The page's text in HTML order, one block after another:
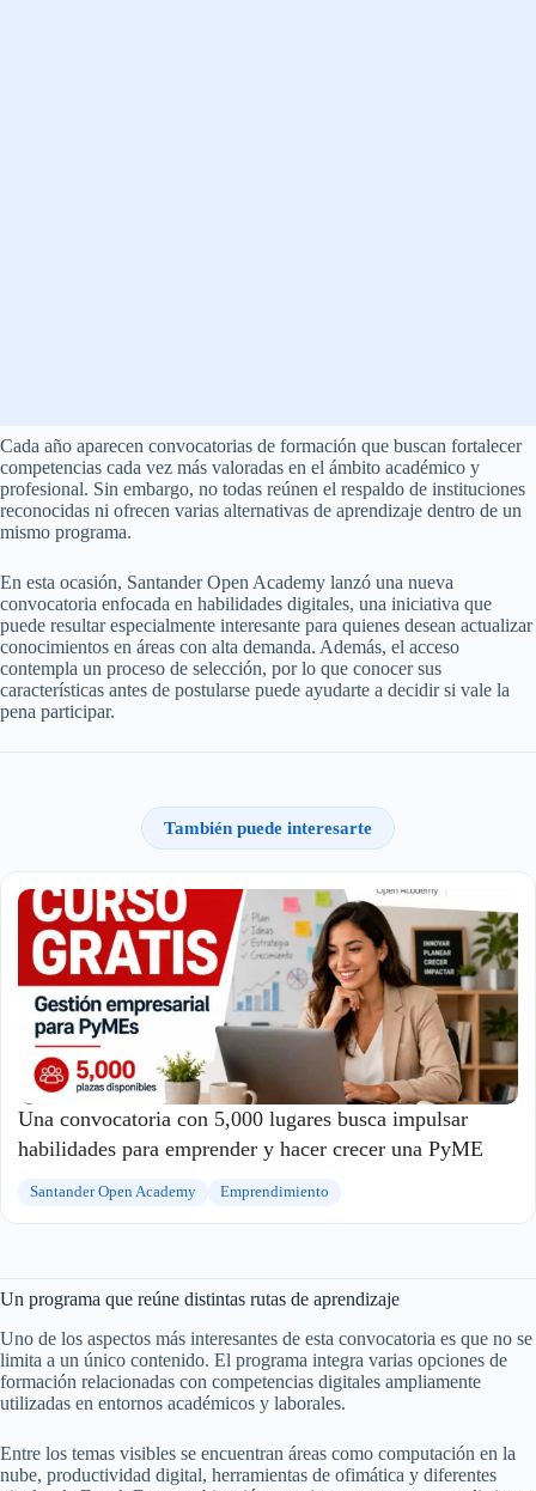
Cada año aparecen convocatorias de formación que buscan fortalecer
competencias cada vez más valoradas en el ámbito académico y
profesional. Sin embargo, no todas reúnen el respaldo de instituciones
reconocidas ni ofrecen varias alternativas de aprendizaje dentro de un
mismo programa.
En esta ocasión, Santander Open Academy lanzó una nueva
convocatoria enfocada en habilidades digitales, una iniciativa que
puede resultar especialmente interesante para quienes desean actualizar
conocimientos en áreas con alta demanda. Además, el acceso
contempla un proceso de selección, por lo que conocer sus
características antes de postularse puede ayudarte a decidir si vale la
pena participar.
También puede interesarte
Una convocatoria con 5,000 lugares busca impulsar
habilidades para emprender y hacer crecer una PyME
Santander Open Academy Emprendimiento
Un programa que reúne distintas rutas de aprendizaje
Uno de los aspectos más interesantes de esta convocatoria es que no se
limita a un único contenido. El programa integra varias opciones de
formación relacionadas con competencias digitales ampliamente
utilizadas en entornos académicos y laborales.
Entre los temas visibles se encuentran áreas como computación en la
nube, productividad digital, herramientas de ofimática y diferentes